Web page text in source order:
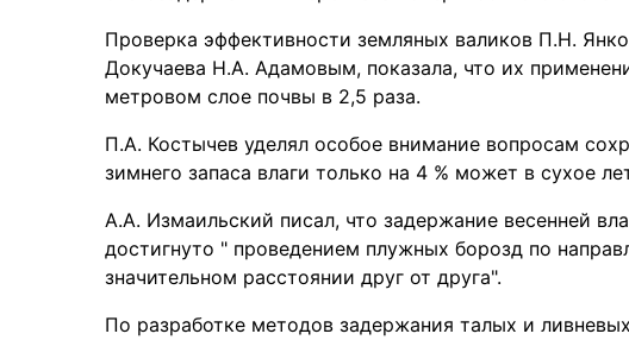
Проверка эффективности земляных валиков П.Н.
Докучаева Н.А. Адамовым, показала, что их
метровом слое почвы в 2,5 раза.
П.А. Костычев уделял особое внимание вопросам
зимнего запаса влаги только на 4 % может в сухое
А.А. Измаильский писал, что задержание весенней
достигнуто " проведением плужных борозд по
значительном расстоянии друг от друга".
По разработке методов задержания талых и